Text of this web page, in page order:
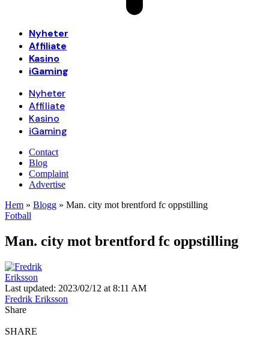
Nyheter
Affiliate
Kasino
iGaming
Nyheter
Affiliate
Kasino
iGaming
Contact
Blog
Complaint
Advertise
Hem » Blogg » Man. city mot brentford fc oppstilling
Fotball
Man. city mot brentford fc oppstilling
Last updated: 2023/02/12 at 8:11 AM
Fredrik Eriksson
Share
SHARE